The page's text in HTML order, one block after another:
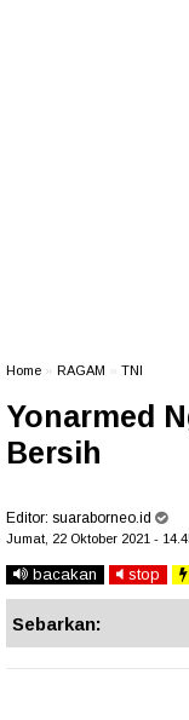
Home RAGAM TNI
Yonarmed
Bersih
Editor: suaraborneo.id
Jumat, 22 Oktober 2021 -
bacakan stop
Sebarkan: